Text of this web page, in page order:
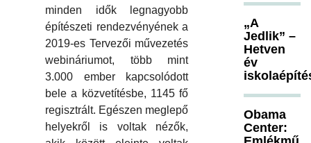
minden idők legnagyobb
építészeti rendezvényének a
2019-es Tervezői művezetés
webináriumot, több mint
3.000 ember kapcsolódott
bele a közvetítésbe, 1145 fő
regisztrált. Egészen meglepő
helyekről is voltak nézők,
„A
Jedlik” –
Hetven
év
Obama
Center: